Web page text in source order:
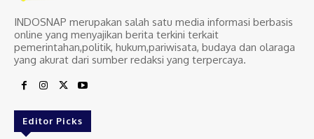
INDOSNAP merupakan salah satu media informasi berbasis
online yang menyajikan berita terkini terkait
pemerintahan,politik, hukum,pariwisata, budaya dan olaraga
yang akurat dari sumber redaksi yang terpercaya.
Editor Picks